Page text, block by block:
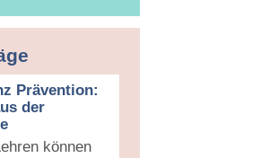
Prävention:
der
können